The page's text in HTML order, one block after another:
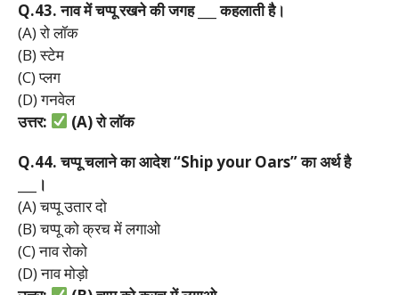
Q.43.नावमेंचप्पूरखनेकीजगह ___कहलातीहै।
(A) रो लॉक
(B) स्टेम
(C) प्लग
(D) गनवेल
उत्तर:
(A)रोलॉक
Q.44.चप्पूचलानेकाआदेश “Ship your Oars”काअर्थहै
।
(A) चप्पू उतार दो
(B) चप्पू को क्रच में लगाओ
(C) नाव रोको
(D) नाव मोड़ो